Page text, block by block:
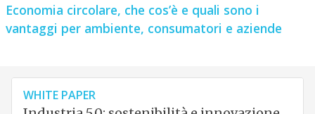
Economia circolare, che cos’è e quali sono i
vantaggi per ambiente, consumatori e aziende
WHITE PAPER